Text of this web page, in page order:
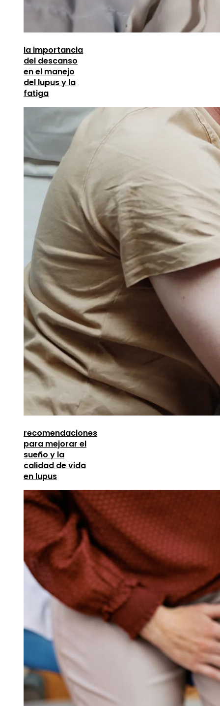
la importancia
del descanso
en el manejo
del lupus y la
fatiga
recomendaciones
para mejorar el
sueño y la
calidad de vida
en lupus